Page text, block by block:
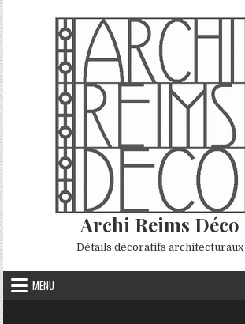
Skip to content
Archi Reims Déco
Détails décoratifs architecturaux
MENU